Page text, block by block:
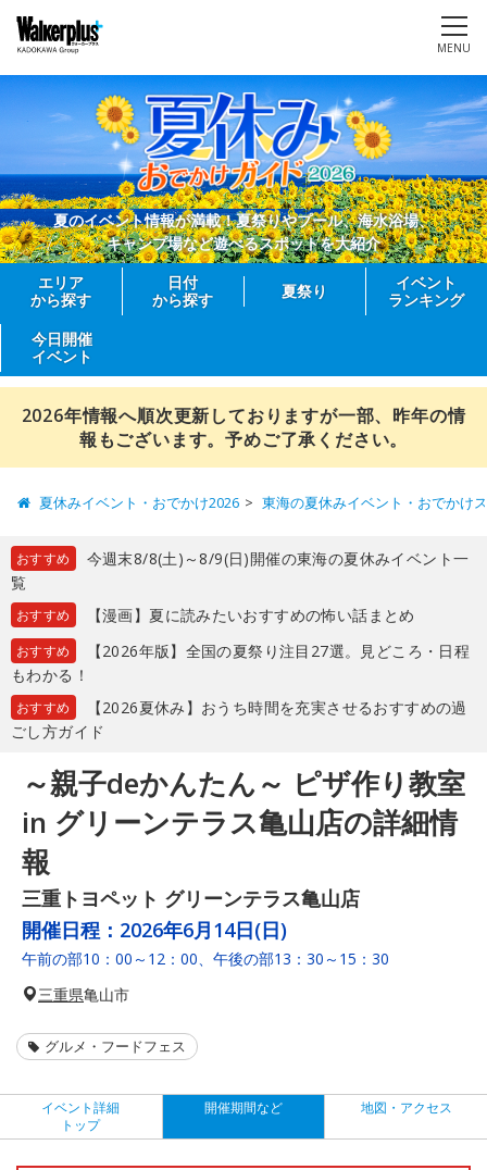
MENU
夏のイベント情報が満載！夏祭りやプール、海水浴場、
キャンプ場など遊べるスポットを大紹介
エリア
から探す
日付
から探す
夏祭り
イベント
ランキング
今日開催
イベント
2026年情報へ順次更新しておりますが一部、昨年の情
報もございます。予めご了承ください。
夏休みイベント・おでかけ2026 東海の夏休みイベント・おでかけ
おすすめ
今週末8/8(土)～8/9(日)開催の東海の夏休みイベント一
覧
おすすめ 【漫画】夏に読みたいおすすめの怖い話まとめ
おすすめ
【2026年版】全国の夏祭り注目27選。見どころ・日程
もわかる！
おすすめ
【2026夏休み】おうち時間を充実させるおすすめの過
ごし方ガイド
～親子deかんたん～ ピザ作り教室
in グリーンテラス亀山店の詳細情
報
三重トヨペット グリーンテラス亀山店
開催日程： 2026年6月14日(日)
午前の部10：00～12：00、午後の部13：30～15：30
三重県亀山市
グルメ・フードフェス
イベント詳細
トップ
開催期間など 地図・アクセス